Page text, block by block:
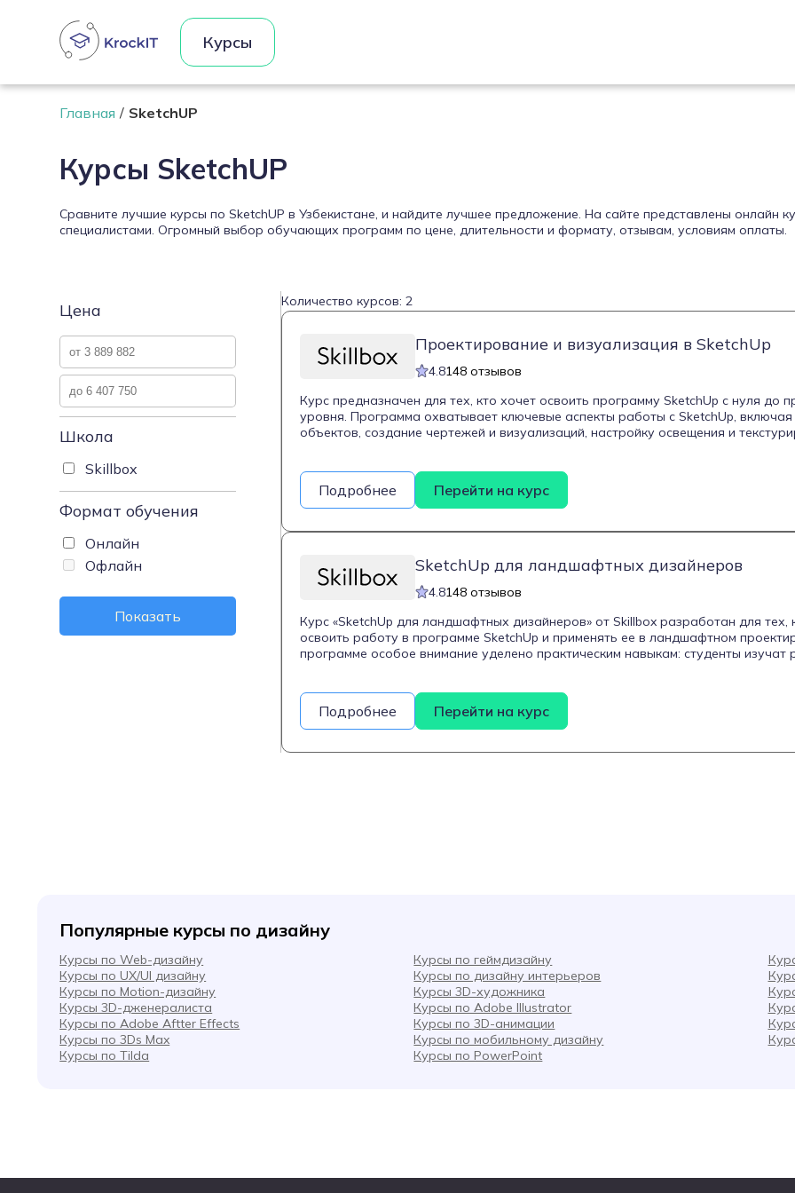
Курсы
Главная SketchUP
Курсы SketchUP
Сравните лучшие курсы по SketchUP в Узбекистане, и найдите лучшее предложение. На сайте представлены онлайн
специалистами. Огромный выбор обучающих программ по цене, длительности и формату, отзывам, условиям оплаты.
Цена
Школа
Skillbox
Формат обучения
Онлайн
Офлайн
Показать
Количество курсов: 2
Проектирование и визуализация в SketchUp
4.8148 отзывов
Курс предназначен для тех, кто хочет освоить программу SketchUp с нуля до
уровня. Программа охватывает ключевые аспекты работы с SketchUp,
объектов, создание чертежей и визуализаций, настройку освещения и
модулей, что позволяет глубоко погрузиться в материал и отработать
практике.
Подробнее Перейти на курс
SketchUp для ландшафтных дизайнеров
4.8148 отзывов
Курс «SketchUp для ландшафтных дизайнеров» от Skillbox разработан для тех,
освоить работу в программе SketchUp и применять ее в ландшафтном
программе особое внимание уделено практическим навыкам: студенты изучат
водоемы, а также создавать объекты, используя готовые библиотеки
обучения является работа с фотографиями для визуализации, что позволит
конструкции на основе реальных изображений. Курс будет полезен
дизайнерам, архитекторам, 3D-визуализаторам и всем, кто стремится
Подробнее Перейти на курс
Популярные курсы по дизайну
Курсы по Web-дизайну Курсы по геймдизайну
Курсы по UX/UI дизайну
Курсы по дизайну интерьеров
Курсы по Motion-дизайну
Курсы 3D-художника
Курсы 3D-дженералиста
Курсы по Adobe Illustrator
Курсы по Adobe Aftter Effects
Курсы по 3D-анимации
Курсы по 3Ds Max
Курсы по мобильному дизайну
Курсы по Tilda
Курсы по PowerPoint